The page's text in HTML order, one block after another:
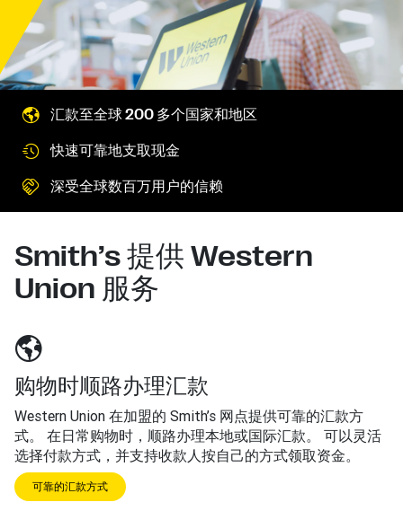
汇款至全球 200 多个国家和地区
快速可靠地支取现金
深受全球数百万用户的信赖
Smith’s 提供 Western
Union 服务
购物时顺路办理汇款
Western Union 在加盟的 Smith’s 网点提供可靠的汇款方
式。 在日常购物时，顺路办理本地或国际汇款。 可以灵活
选择付款方式，并支持收款人按自己的方式领取资金。
可靠的汇款方式